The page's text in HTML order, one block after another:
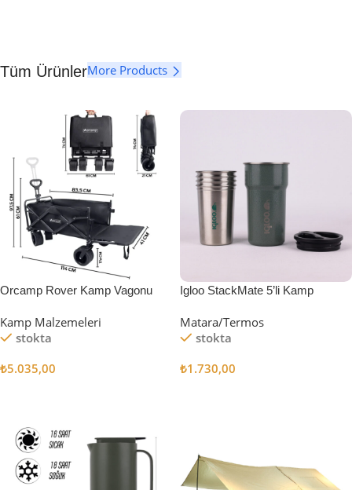
Tüm ÜrünlerMore Products
Orcamp Rover Kamp Vagonu
Kamp Malzemeleri
stokta
₺5.035,00
Igloo StackMate 5’li Kamp
Matara/Termos
stokta
₺1.730,00